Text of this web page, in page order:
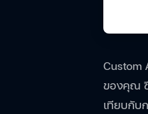
Custom
ของคุณ ซึ่
เทียบกับ